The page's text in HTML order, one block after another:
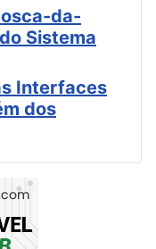
da-
Sistema
Interfaces
dos